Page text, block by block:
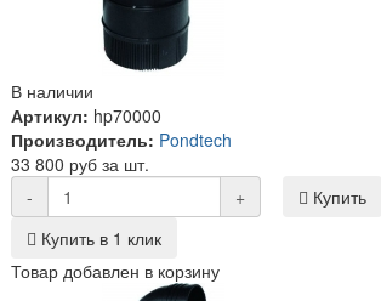
В наличии
Артикул: hp70000
Производитель: Pondtech
33 800 руб за шт.
-
+
Купить
Купить в 1 клик
Товар добавлен в корзину